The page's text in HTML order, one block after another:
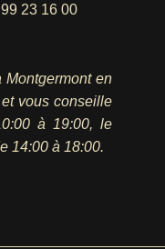
23 16 00
Montgermont en
vous conseille
à 19:00, le
14:00 à 18:00.